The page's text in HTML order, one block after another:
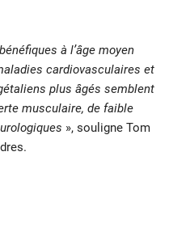
à l’âge moyen
cardiovasculaires et
plus âgés semblent
musculaire, de faible
», souligne Tom